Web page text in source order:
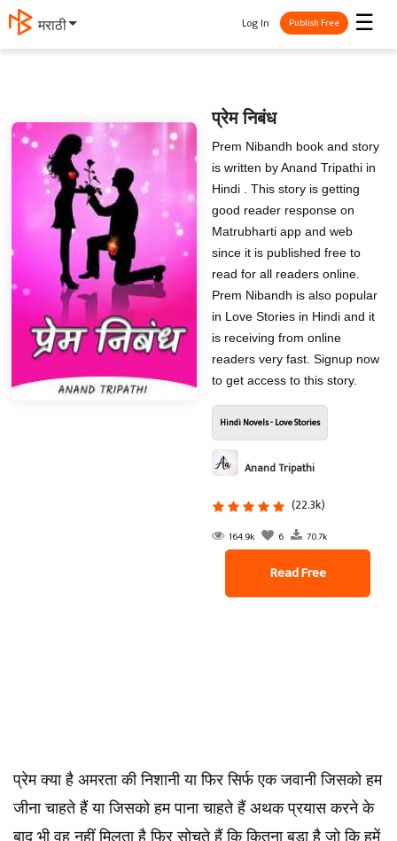
मराठी ☰
Log In Publish Free
प्रेम निबंध
Prem Nibandh book and story
is written by Anand Tripathi in
Hindi . This story is getting
good reader response on
Matrubharti app and web
since it is published free to
read for all readers online.
Prem Nibandh is also popular
in Love Stories in Hindi and it
is receiving from online
readers very fast. Signup now
to get access to this story.
Hindi Novels - Love Stories
Anand Tripathi
(22.3k)
164.9k 6 70.7k
Read Free
प्रेम क्या है अमरता की निशानी या फिर सिर्फ एक जवानी जिसको हम
जीना चाहते हैं या जिसको हम पाना चाहते हैं अथक प्रयास करने के
बाद भी वह नहीं मिलता है फिर सोचते हैं कि कितना बड़ा है जो कि हमें